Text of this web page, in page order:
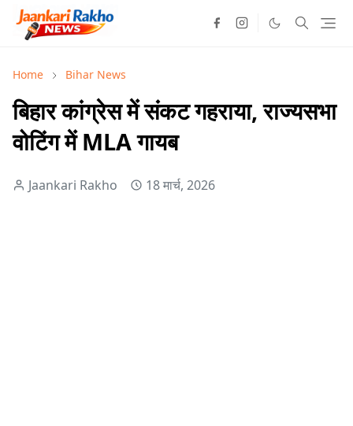
Home Bihar News
बिहार कांग्रेस में संकट गहराया, राज्यसभा
वोटिंग में MLA गायब
Jaankari Rakho 18 मार्च, 2026